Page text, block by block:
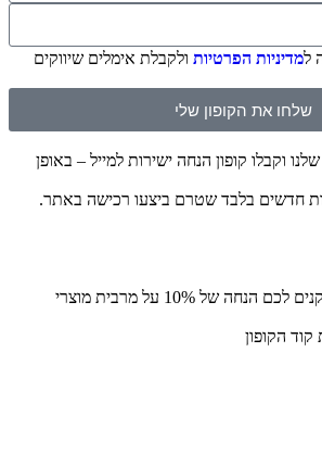
למדיניות הפרטיות ולקבלת אימלים שיווקים
שלחו את הקופון שלי
וקבלו קופון הנחה ישירות למייל – באופן
חדשים בלבד שטרם ביצעו רכישה באתר.
, מקנים לכם הנחה של 10% על מרבית מוצרי
הקופון